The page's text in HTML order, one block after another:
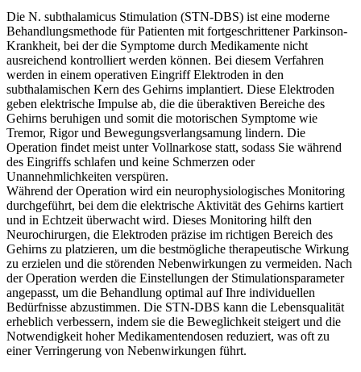
Die N. subthalamicus Stimulation (STN-DBS) ist eine moderne
Behandlungsmethode für Patienten mit fortgeschrittener Parkinson-
Krankheit, bei der die Symptome durch Medikamente nicht
ausreichend kontrolliert werden können. Bei diesem Verfahren
werden in einem operativen Eingriff Elektroden in den
subthalamischen Kern des Gehirns implantiert. Diese Elektroden
geben elektrische Impulse ab, die die überaktiven Bereiche des
Gehirns beruhigen und somit die motorischen Symptome wie
Tremor, Rigor und Bewegungsverlangsamung lindern. Die
Operation findet meist unter Vollnarkose statt, sodass Sie während
des Eingriffs schlafen und keine Schmerzen oder
Unannehmlichkeiten verspüren.
Während der Operation wird ein neurophysiologisches Monitoring
durchgeführt, bei dem die elektrische Aktivität des Gehirns kartiert
und in Echtzeit überwacht wird. Dieses Monitoring hilft den
Neurochirurgen, die Elektroden präzise im richtigen Bereich des
Gehirns zu platzieren, um die bestmögliche therapeutische Wirkung
zu erzielen und die störenden Nebenwirkungen zu vermeiden. Nach
der Operation werden die Einstellungen der Stimulationsparameter
angepasst, um die Behandlung optimal auf Ihre individuellen
Bedürfnisse abzustimmen. Die STN-DBS kann die Lebensqualität
erheblich verbessern, indem sie die Beweglichkeit steigert und die
Notwendigkeit hoher Medikamentendosen reduziert, was oft zu
einer Verringerung von Nebenwirkungen führt.